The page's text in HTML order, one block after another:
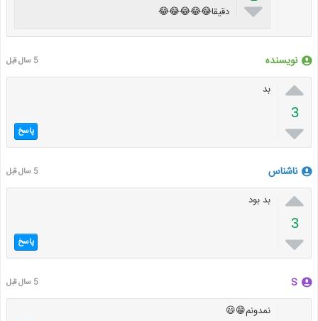
 دقیقا😂😂😂😂😂
نویسنده 5 سال قبل

3

بد
پاسخ
ناشناس 5 سال قبل

3

بد بود
پاسخ
S 5 سال قبل
نمدونم😁😃